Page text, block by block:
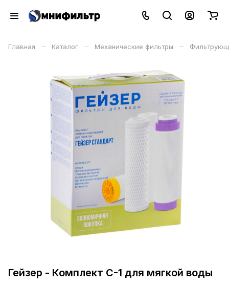
Главная – Каталог – Механические фильтры –
Гейзер - Комплект С-1 для мягкой воды